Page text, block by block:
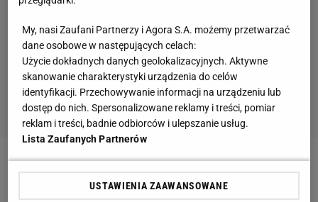
Zobacz wideoPaulo Sousa musiał uczyć się polskiej
piłki w locie. Dlaczego zdecydował się na takie
My, nasi Zaufani Partnerzy i Agora S.A. możemy przetwarzać
dane osobowe w następujących celach:
Użycie dokładnych danych geolokalizacyjnych. Aktywne
skanowanie charakterystyki urządzenia do celów
identyfikacji. Przechowywanie informacji na urządzeniu lub
dostęp do nich. Spersonalizowane reklamy i treści, pomiar
reklam i treści, badnie odbiorców i ulepszanie usług.
Lista Zaufanych Partnerów
USTAWIENIA ZAAWANSOWANE